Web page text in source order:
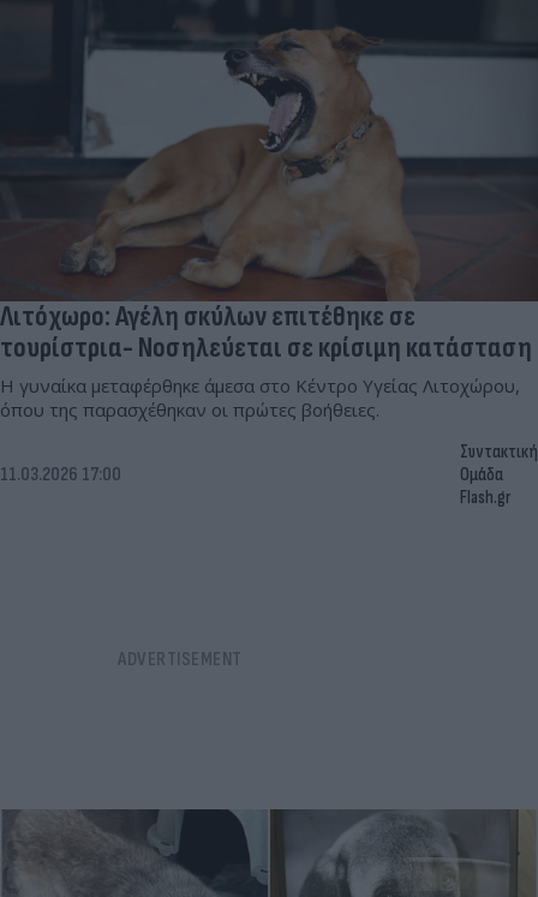
Λιτόχωρο: Αγέλη σκύλων επιτέθηκε σε
τουρίστρια- Νοσηλεύεται σε κρίσιμη κατάσταση
Η γυναίκα μεταφέρθηκε άμεσα στο Κέντρο Υγείας Λιτοχώρου,
όπου της παρασχέθηκαν οι πρώτες βοήθειες.
11.03.2026 17:00
Συντακτική
Ομάδα
Flash.gr